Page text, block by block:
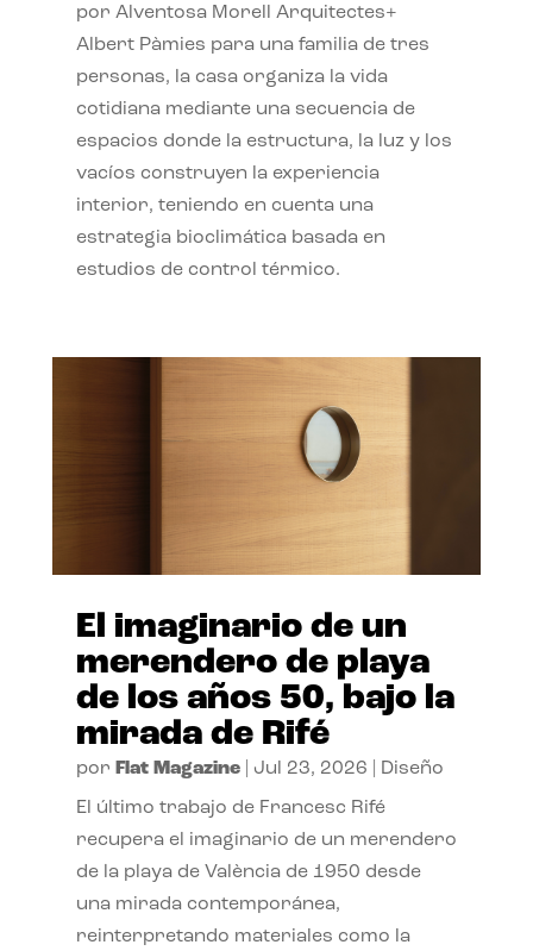
por Alventosa Morell Arquitectes+
Albert Pàmies para una familia de tres
personas, la casa organiza la vida
cotidiana mediante una secuencia de
espacios donde la estructura, la luz y los
vacíos construyen la experiencia
interior, teniendo en cuenta una
estrategia bioclimática basada en
estudios de control térmico.
El imaginario de un
merendero de playa
de los años 50, bajo la
mirada de Rifé
por Flat Magazine| Jul 23, 2026 Diseño
El último trabajo de Francesc Rifé
recupera el imaginario de un merendero
de la playa de València de 1950 desde
una mirada contemporánea,
reinterpretando materiales como la